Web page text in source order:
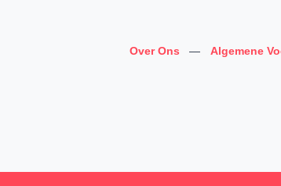
Over Ons — Algemene